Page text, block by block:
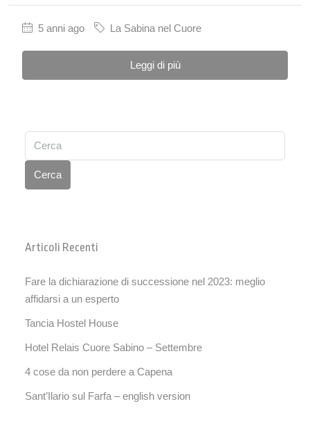
5 anni ago La Sabina nel Cuore
Leggi di più
Cerca
Articoli Recenti
Fare la dichiarazione di successione nel 2023: meglio
affidarsi a un esperto
Tancia Hostel House
Hotel Relais Cuore Sabino – Settembre
4 cose da non perdere a Capena
Sant’Ilario sul Farfa – english version